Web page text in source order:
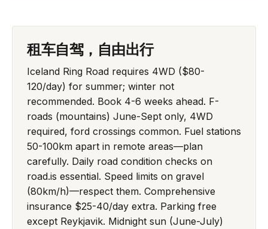
租车自驾，自由出行
Iceland Ring Road requires 4WD ($80-
120/day) for summer; winter not
recommended. Book 4-6 weeks ahead. F-
roads (mountains) June-Sept only, 4WD
required, ford crossings common. Fuel stations
50-100km apart in remote areas—plan
carefully. Daily road condition checks on
road.is essential. Speed limits on gravel
(80km/h)—respect them. Comprehensive
insurance $25-40/day extra. Parking free
except Reykjavik. Midnight sun (June-July)